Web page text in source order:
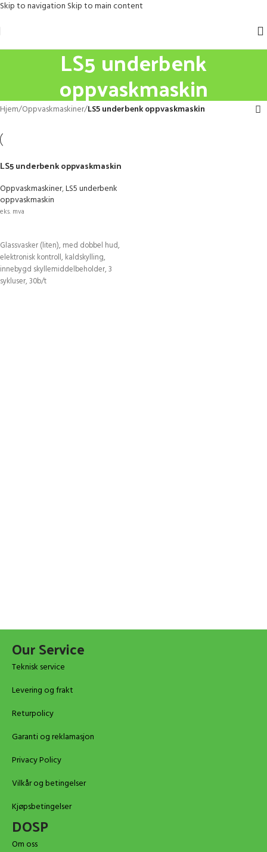
Skip to navigation Skip to main content
LS5 underbenk
oppvaskmaskin
Hjem/Oppvaskmaskiner/LS5 underbenk oppvaskmaskin
LS5 underbenk oppvaskmaskin
Oppvaskmaskiner,LS5 underbenk
oppvaskmaskin
eks. mva
Glassvasker (liten), med dobbel hud,
elektronisk kontroll, kaldskylling,
innebygd skyllemiddelbeholder, 3
sykluser, 30b/t
Our Service
Teknisk service
Levering og frakt
Returpolicy
Garanti og reklamasjon
Privacy Policy
Vilkår og betingelser
Kjøpsbetingelser
DOSP
Om oss